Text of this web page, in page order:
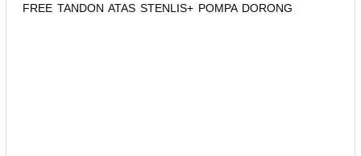
FREE TANDON ATAS STENLIS+ POMPA DORONG